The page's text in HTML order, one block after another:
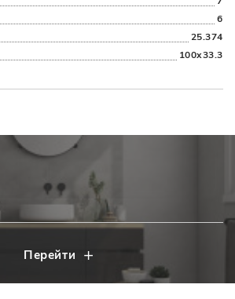
6
25.374
100x33.3
Перейти